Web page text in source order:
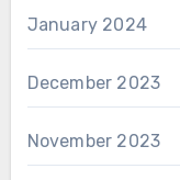
January 2024
December 2023
November 2023